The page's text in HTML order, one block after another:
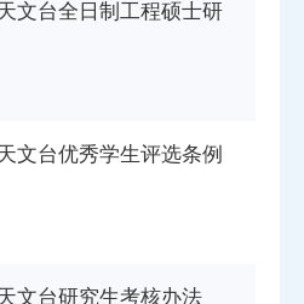
文台全日制工程硕士研
文台优秀学生评选条例
文台研究生考核办法